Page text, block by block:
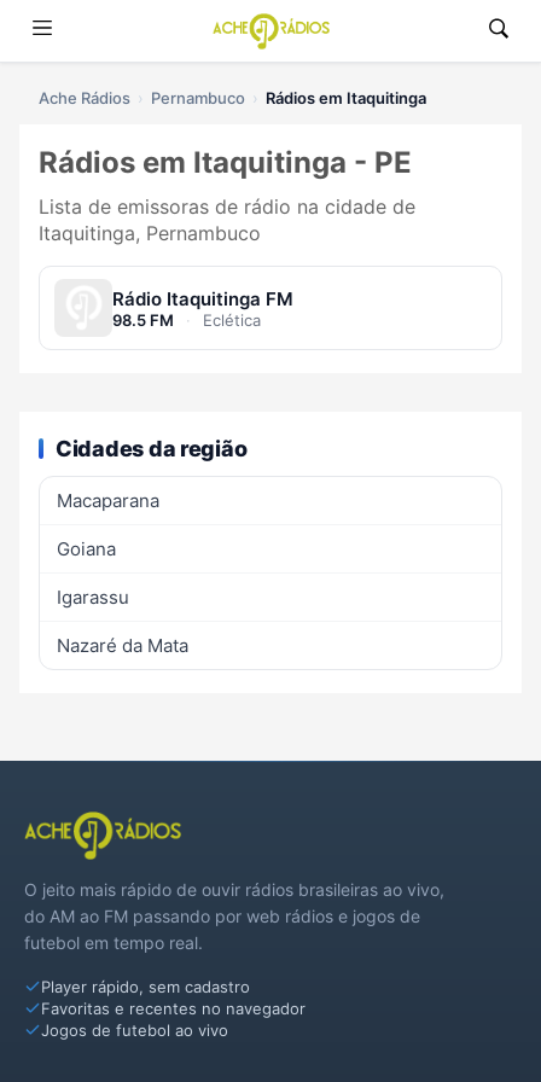
Ache Rádios Pernambuco Rádios em Itaquitinga
Rádios em Itaquitinga - PE
Lista de emissoras de rádio na cidade de
Itaquitinga, Pernambuco
Rádio Itaquitinga FM
98.5 FM · Eclética
Cidades da região
Macaparana
Goiana
Igarassu
Nazaré da Mata
O jeito mais rápido de ouvir rádios brasileiras ao vivo,
do AM ao FM passando por web rádios e jogos de
futebol em tempo real.
Player rápido, sem cadastro
Favoritas e recentes no navegador
Jogos de futebol ao vivo